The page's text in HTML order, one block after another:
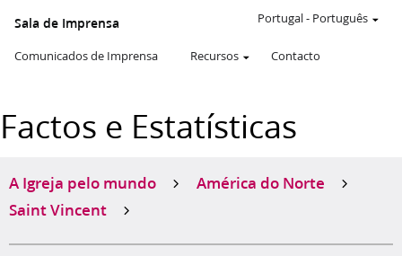
Sala de Imprensa
Comunicados de Imprensa Recursos Contacto
Portugal- Português
Factos e Estatísticas
A Igreja pelo mundo
América do Norte
Saint Vincent